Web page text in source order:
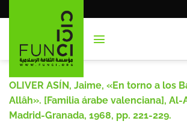
al
OLIVER ASÍN, Jaime, «En torno a los
Allâh». [Familia árabe valenciana], Al-
Madrid-Granada, 1968, pp. 221-229.